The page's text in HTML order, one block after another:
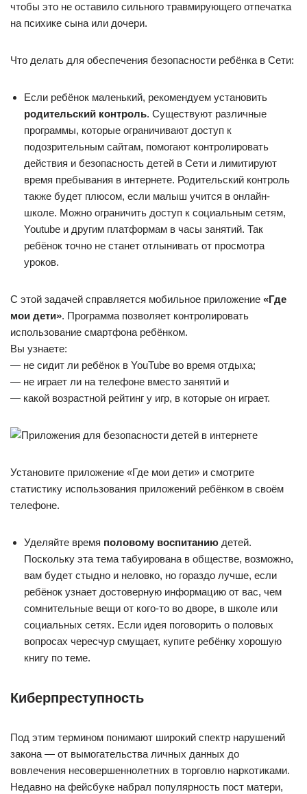
чтобы это не оставило сильного травмирующего отпечатка
на психике сына или дочери.
Что делать для обеспечения безопасности ребёнка в Сети:
Если ребёнок маленький, рекомендуем установить
родительский контроль. Существуют различные
программы, которые ограничивают доступ к
подозрительным сайтам, помогают контролировать
действия и безопасность детей в Сети и лимитируют
время пребывания в интернете. Родительский контроль
также будет плюсом, если малыш учится в онлайн-
школе. Можно ограничить доступ к социальным сетям,
Youtube и другим платформам в часы занятий. Так
ребёнок точно не станет отлынивать от просмотра
уроков.
С этой задачей справляется мобильное приложение «Где
мои дети». Программа позволяет контролировать
использование смартфона ребёнком.
Вы узнаете:
— не сидит ли ребёнок в YouTube во время отдыха;
— не играет ли на телефоне вместо занятий и
— какой возрастной рейтинг у игр, в которые он играет.
Установите приложение «Где мои дети» и смотрите
статистику использования приложений ребёнком в своём
телефоне.
Уделяйте время половому воспитанию детей.
Поскольку эта тема табуирована в обществе, возможно,
вам будет стыдно и неловко, но гораздо лучше, если
ребёнок узнает достоверную информацию от вас, чем
сомнительные вещи от кого-то во дворе, в школе или
социальных сетях. Если идея поговорить о половых
вопросах чересчур смущает, купите ребёнку хорошую
книгу по теме.
Киберпреступность
Под этим термином понимают широкий спектр нарушений
закона — от вымогательства личных данных до
вовлечения несовершеннолетних в торговлю наркотиками.
Недавно на фейсбуке набрал популярность пост матери,